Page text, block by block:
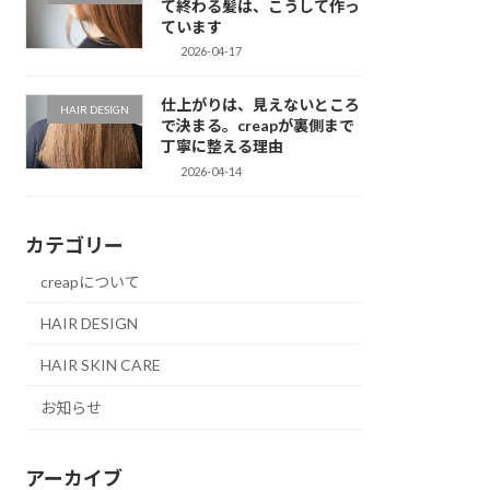
て終わる髪は、こうして作っ
ています
2026-04-17
HAIR DESIGN
仕上がりは、見えないところ
で決まる。creapが裏側まで
丁寧に整える理由
2026-04-14
カテゴリー
creapについて
HAIR DESIGN
HAIR SKIN CARE
お知らせ
アーカイブ